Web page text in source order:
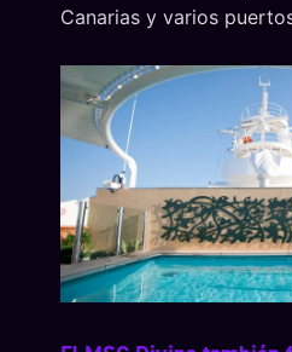
Canarias y varios